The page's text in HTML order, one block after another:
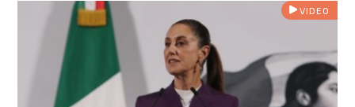
VIDEO